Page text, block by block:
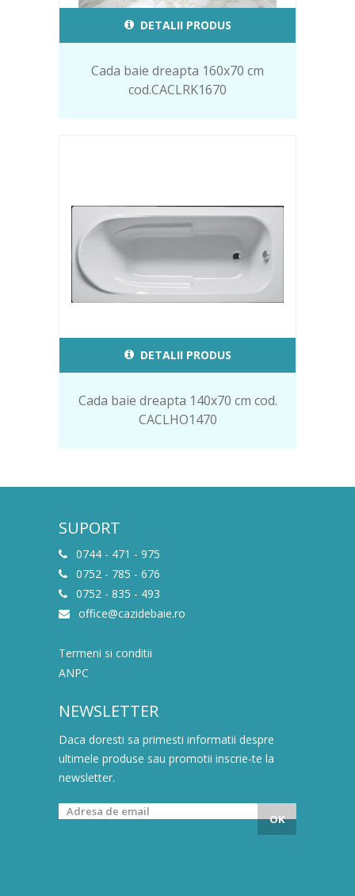
DETALII PRODUS
Cada baie dreapta 160x70 cm
cod.CACLRK1670
DETALII PRODUS
Cada baie dreapta 140x70 cm cod.
CACLHO1470
SUPORT
0744 - 471 - 975
0752 - 785 - 676
0752 - 835 - 493
office@cazidebaie.ro
Termeni si conditii
ANPC
NEWSLETTER
Daca doresti sa primesti informatii despre
ultimele produse sau promotii inscrie-te la
newsletter.
OK